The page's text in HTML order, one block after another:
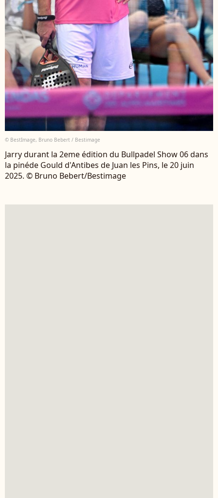
© BestImage, Bruno Bebert / Bestimage
Jarry durant la 2eme édition du Bullpadel Show 06 dans
la pinéde Gould d'Antibes de Juan les Pins, le 20 juin
2025. © Bruno Bebert/Bestimage